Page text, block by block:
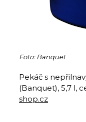
Foto: Banquet
Pekáč s
(Banquet), 5,7 l,
shop.cz